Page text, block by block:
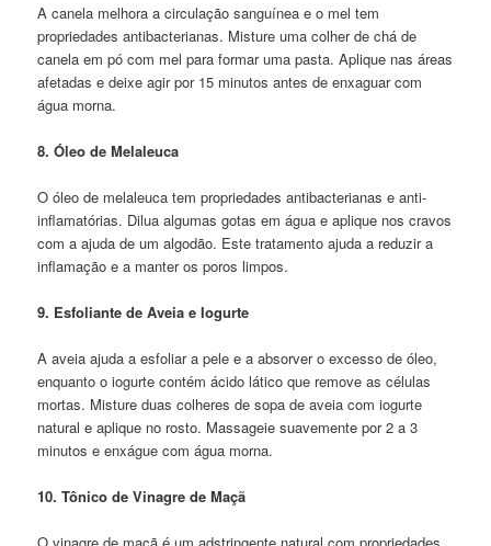
A canela melhora a circulação sanguínea e o mel tem
propriedades antibacterianas. Misture uma colher de chá de
canela em pó com mel para formar uma pasta. Aplique nas áreas
afetadas e deixe agir por 15 minutos antes de enxaguar com
água morna.
8. Óleo de Melaleuca
O óleo de melaleuca tem propriedades antibacterianas e anti-
inflamatórias. Dilua algumas gotas em água e aplique nos cravos
com a ajuda de um algodão. Este tratamento ajuda a reduzir a
inflamação e a manter os poros limpos.
9. Esfoliante de Aveia e Iogurte
A aveia ajuda a esfoliar a pele e a absorver o excesso de óleo,
enquanto o iogurte contém ácido lático que remove as células
mortas. Misture duas colheres de sopa de aveia com iogurte
natural e aplique no rosto. Massageie suavemente por 2 a 3
minutos e enxágue com água morna.
10. Tônico de Vinagre de Maçã